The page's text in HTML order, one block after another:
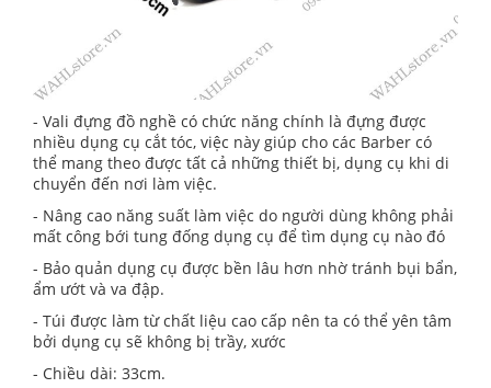
- Vali đựng đồ nghề có chức năng chính là đựng được
nhiều dụng cụ cắt tóc, việc này giúp cho các Barber có
thể mang theo được tất cả những thiết bị, dụng cụ khi di
chuyển đến nơi làm việc.
- Nâng cao năng suất làm việc do người dùng không phải
mất công bới tung đống dụng cụ để tìm dụng cụ nào đó
- Bảo quản dụng cụ được bền lâu hơn nhờ tránh bụi bẩn,
ẩm ướt và va đập.
- Túi được làm từ chất liệu cao cấp nên ta có thể yên tâm
bởi dụng cụ sẽ không bị trầy, xước
- Chiều dài: 33cm.